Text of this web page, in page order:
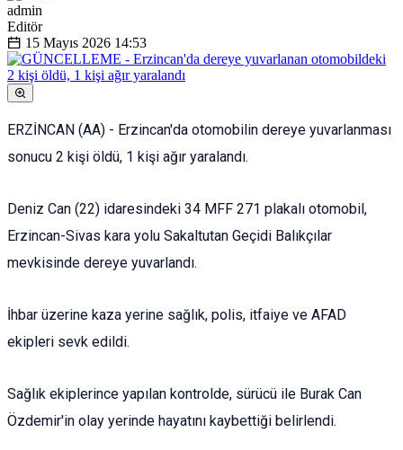
admin
Editör
15 Mayıs 2026 14:53
ERZİNCAN (AA) - Erzincan'da otomobilin dereye yuvarlanması
sonucu 2 kişi öldü, 1 kişi ağır yaralandı.
Deniz Can (22) idaresindeki 34 MFF 271 plakalı otomobil,
Erzincan-Sivas kara yolu Sakaltutan Geçidi Balıkçılar
mevkisinde dereye yuvarlandı.
İhbar üzerine kaza yerine sağlık, polis, itfaiye ve AFAD
ekipleri sevk edildi.
Sağlık ekiplerince yapılan kontrolde, sürücü ile Burak Can
Özdemir'in olay yerinde hayatını kaybettiği belirlendi.